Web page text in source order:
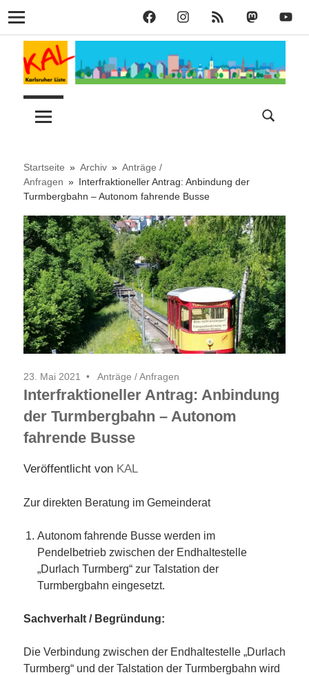
KAL
auf
Facebook
KAL
auf
Instagram
KAL
RSS
KAL
bei
KAL
auf
Navigation
Zum
Inhalt
springen
Karlsruher
–
KAL
Stadt
Startseite Archiv
Anträge /
Anfragen
Interfraktioneller Antrag: Anbindung der
Turmbergbahn – Autonom fahrende Busse
23. Mai 2021 Anträge / Anfragen
Interfraktioneller Antrag: Anbindung
der Turmbergbahn – Autonom
fahrende Busse
Veröffentlicht von KAL
Zur direkten Beratung im Gemeinderat
Autonom fahrende Busse werden im
Pendelbetrieb zwischen der Endhaltestelle
„Durlach Turmberg“ zur Talstation der
Turmbergbahn eingesetzt.
Sachverhalt / Begründung:
Die Verbindung zwischen der Endhaltestelle „Durlach
Turmberg“ und der Talstation der Turmbergbahn wird